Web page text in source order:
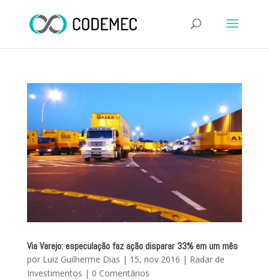
Via Varejo: especulação faz ação disparar 33% em um mês
por Luiz Guilherme Dias | 15, nov 2016 | Radar de
Investimentos | 0 Comentários